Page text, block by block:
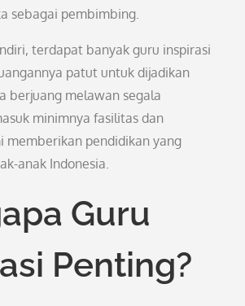
sebagai pembimbing.
terdapat banyak guru inspirasi
patut untuk dijadikan
berjuang melawan segala
minimnya fasilitas dan
memberikan pendidikan yang
anak Indonesia.
Guru
Penting?